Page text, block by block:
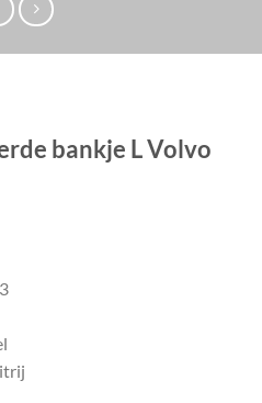
bankje L Volvo